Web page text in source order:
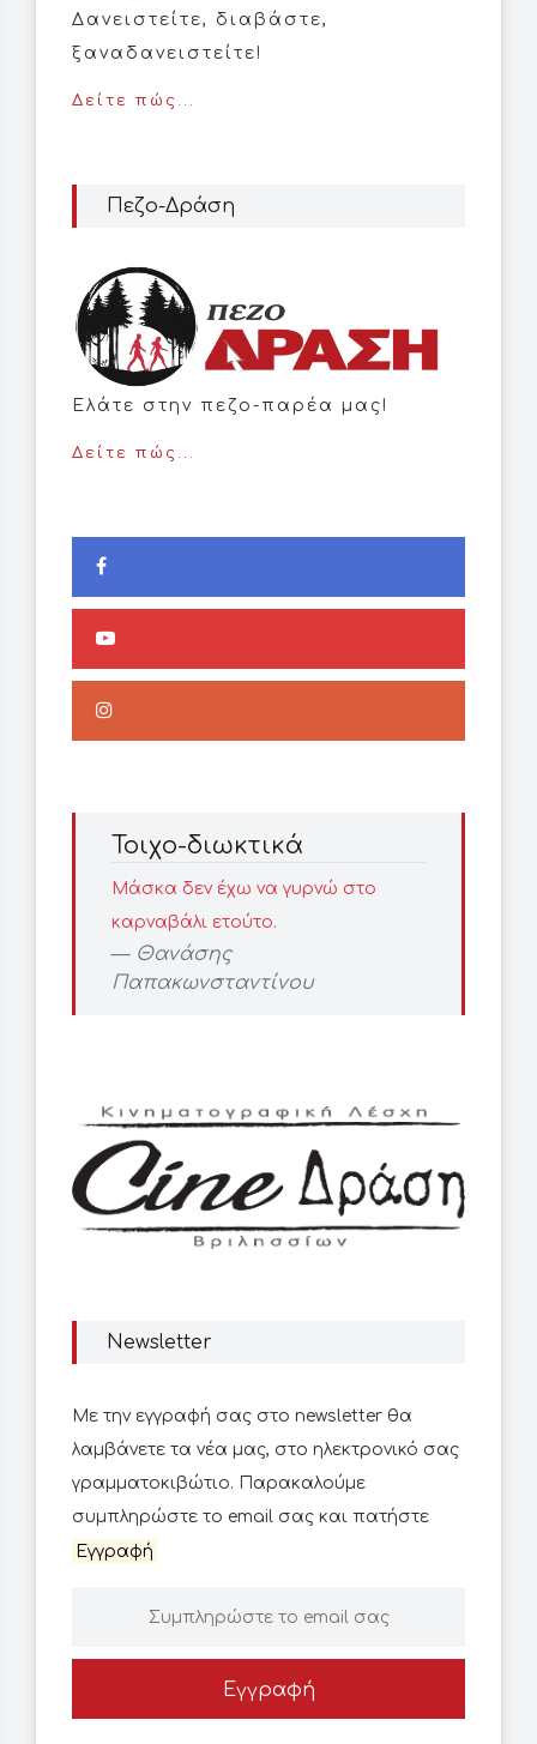
Δανειστείτε, διαβάστε,
ξαναδανειστείτε!
Δείτε πώς...
Πεζο-Δράση
Ελάτε στην πεζο-παρέα μας!
Δείτε πώς...
Τοιχο-διωκτικά
Μάσκα δεν έχω να γυρνώ στο
καρναβάλι ετούτο.
Θανάσης
Παπακωνσταντίνου
Newsletter
Με την εγγραφή σας στο newsletter θα
λαμβάνετε τα νέα μας, στο ηλεκτρονικό σας
γραμματοκιβώτιο. Παρακαλούμε
συμπληρώστε το email σας και πατήστε
Εγγραφή
Εγγραφή